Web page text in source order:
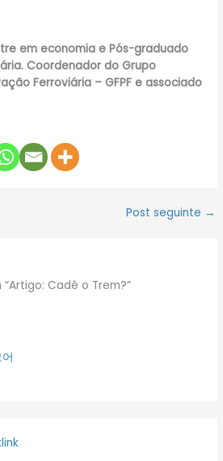
em economia e Pós-graduado
Coordenador do Grupo
Ferroviária – GFPF e associado
Post seguinte →
“Artigo: Cadê o Trem?”